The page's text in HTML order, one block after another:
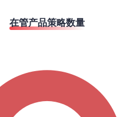
年度开放式指数型金牛基金
年度开放式指数型金牛基金
年度“金基金一年期产品奖”指数基金奖
在管产品策略数量